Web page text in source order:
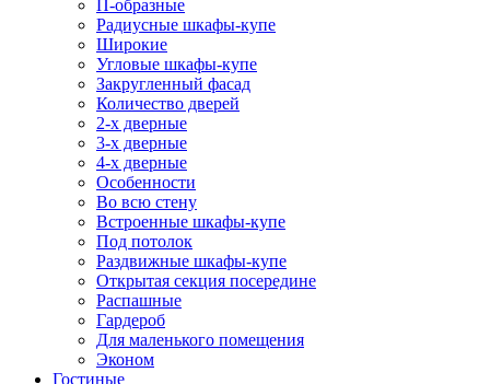
П-образные
Радиусные шкафы-купе
Широкие
Угловые шкафы-купе
Закругленный фасад
Количество дверей
2-х дверные
3-х дверные
4-х дверные
Особенности
Во всю стену
Встроенные шкафы-купе
Под потолок
Раздвижные шкафы-купе
Открытая секция посередине
Распашные
Гардероб
Для маленького помещения
Эконом
Гостиные